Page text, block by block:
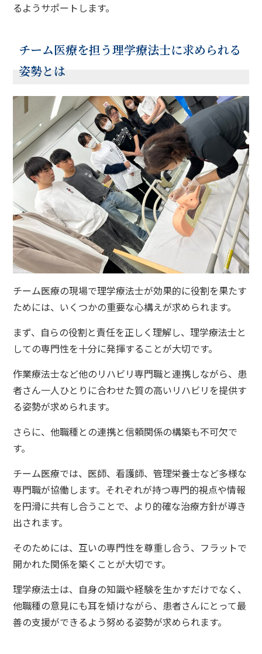
るようサポートします。
チーム医療を担う理学療法士に求められる
姿勢とは
チーム医療の現場で理学療法士が効果的に役割を果たす
ためには、いくつかの重要な心構えが求められます。
まず、自らの役割と責任を正しく理解し、理学療法士と
しての専門性を十分に発揮することが大切です。
作業療法士など他のリハビリ専門職と連携しながら、患
者さん一人ひとりに合わせた質の高いリハビリを提供す
る姿勢が求められます。
さらに、他職種との連携と信頼関係の構築も不可欠で
す。
チーム医療では、医師、看護師、管理栄養士など多様な
専門職が協働します。それぞれが持つ専門的視点や情報
を円滑に共有し合うことで、より的確な治療方針が導き
出されます。
そのためには、互いの専門性を尊重し合う、フラットで
開かれた関係を築くことが大切です。
理学療法士は、自身の知識や経験を生かすだけでなく、
他職種の意見にも耳を傾けながら、患者さんにとって最
善の支援ができるよう努める姿勢が求められます。